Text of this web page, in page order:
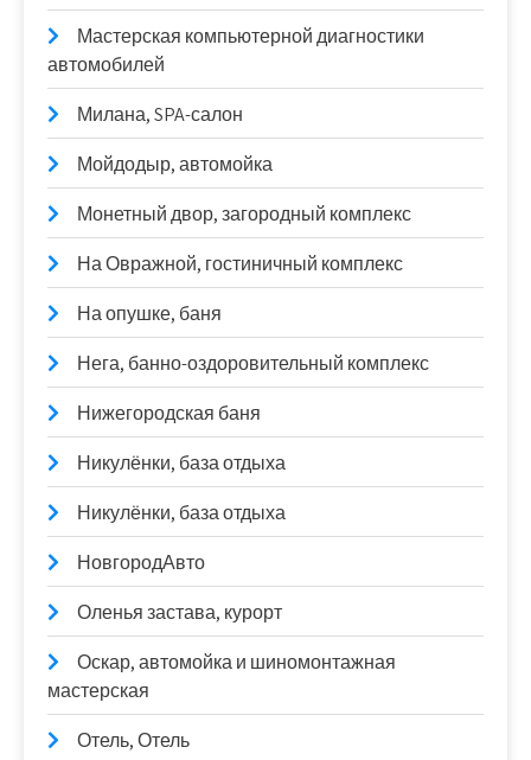
Мастерская компьютерной диагностики
автомобилей
Милана, SPA-салон
Мойдодыр, автомойка
Монетный двор, загородный комплекс
На Овражной, гостиничный комплекс
На опушке, баня
Нега, банно-оздоровительный комплекс
Нижегородская баня
Никулёнки, база отдыха
Никулёнки, база отдыха
НовгородАвто
Оленья застава, курорт
Оскар, автомойка и шиномонтажная
мастерская
Отель, Отель